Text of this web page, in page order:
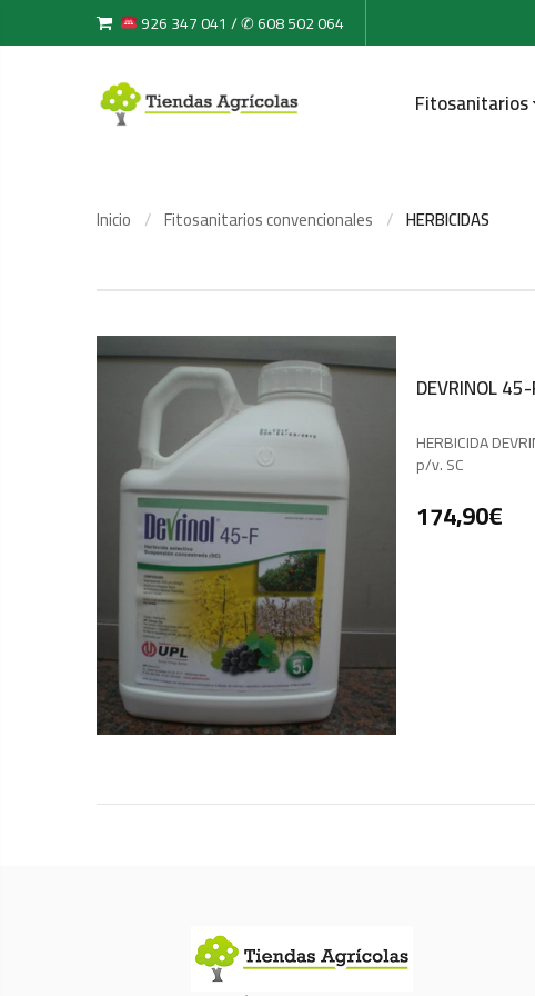
926 347 041 / ✆ 608 502 064
Fitosanitarios
Inicio Fitosanitarios convencionales HERBICIDAS
DEVRINOL
HERBICIDA
p/v. SC
174,90€